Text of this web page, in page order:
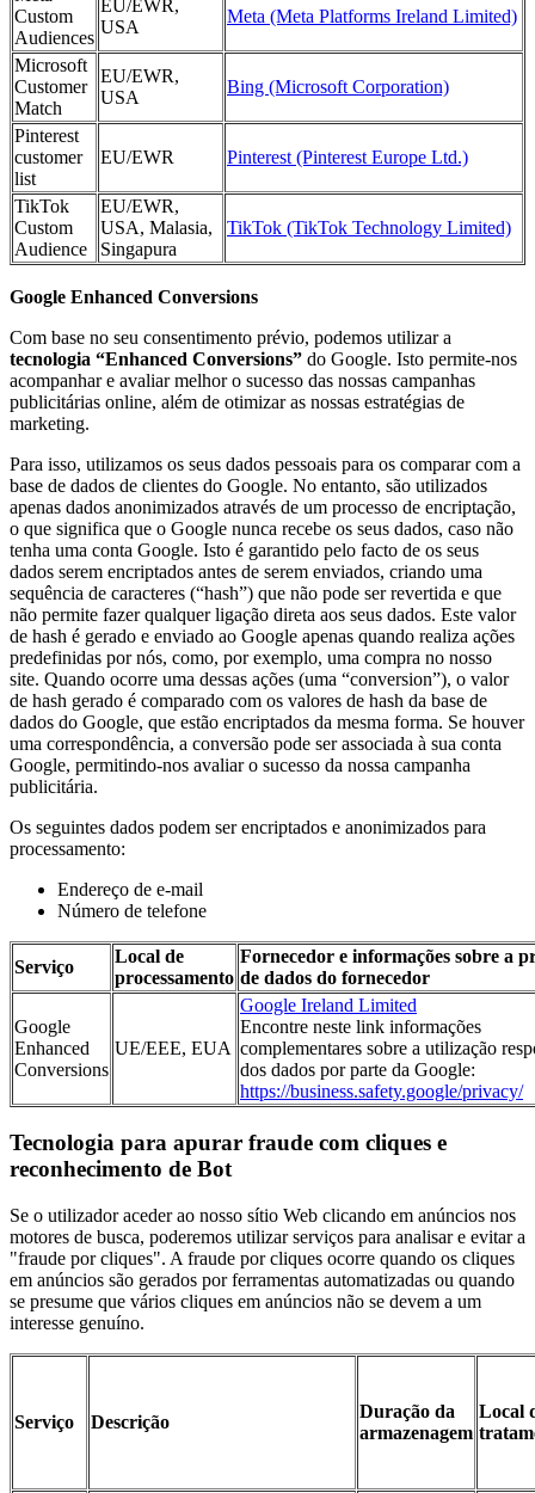
Custom
Audiences
EU/EWR,
USA
Meta (Meta Platforms Ireland Limited)
Microsoft
Customer
Match
EU/EWR,
USA
Bing (Microsoft Corporation)
Pinterest
customer
list
EU/EWR Pinterest (Pinterest Europe Ltd.)
TikTok
Custom
Audience
EU/EWR,
USA, Malasia,
Singapura
TikTok (TikTok Technology Limited)
Google Enhanced Conversions
Com base no seu consentimento prévio, podemos utilizar a
tecnologia “Enhanced Conversions” do Google. Isto permite-nos
acompanhar e avaliar melhor o sucesso das nossas campanhas
publicitárias online, além de otimizar as nossas estratégias de
marketing.
Para isso, utilizamos os seus dados pessoais para os comparar com a
base de dados de clientes do Google. No entanto, são utilizados
apenas dados anonimizados através de um processo de encriptação,
o que significa que o Google nunca recebe os seus dados, caso não
tenha uma conta Google. Isto é garantido pelo facto de os seus
dados serem encriptados antes de serem enviados, criando uma
sequência de caracteres (“hash”) que não pode ser revertida e que
não permite fazer qualquer ligação direta aos seus dados. Este valor
de hash é gerado e enviado ao Google apenas quando realiza ações
predefinidas por nós, como, por exemplo, uma compra no nosso
site. Quando ocorre uma dessas ações (uma “conversion”), o valor
de hash gerado é comparado com os valores de hash da base de
dados do Google, que estão encriptados da mesma forma. Se houver
uma correspondência, a conversão pode ser associada à sua conta
Google, permitindo-nos avaliar o sucesso da nossa campanha
publicitária.
Os seguintes dados podem ser encriptados e anonimizados para
processamento:
Endereço de e-mail
Número de telefone
Serviço
Local de
processamento
Fornecedor e informações sobre a
de dados do fornecedor
Google
Enhanced
Conversions
UE/EEE, EUA
Google Ireland Limited
Encontre neste link informações
complementares sobre a utilização
dos dados por parte da Google:
https://business.safety.google/privacy/
Tecnologia para apurar fraude com cliques e
reconhecimento de Bot
Se o utilizador aceder ao nosso sítio Web clicando em anúncios nos
motores de busca, poderemos utilizar serviços para analisar e evitar a
"fraude por cliques". A fraude por cliques ocorre quando os cliques
em anúncios são gerados por ferramentas automatizadas ou quando
se presume que vários cliques em anúncios não se devem a um
interesse genuíno.
Serviço Descrição
Duração da
armazenagem
Local